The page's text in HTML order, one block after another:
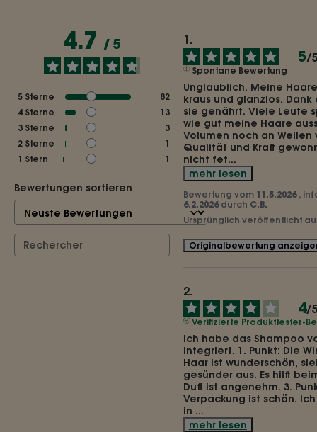
4.7 / 5
5 Sterne
82
4 Sterne
13
3 Sterne
3
2 Sterne
1
1 Stern 1
Bewertungen sortieren
5/5
Spontane Bewertung
Unglaublich. Meine
kraus und glanzlos.
sie genährt. Viele Leute
wie gut meine Haare
Volumen noch an
Qualität und Kraft
nicht fet...
mehr lesen
Bewertung vom 11.5.2026 ,
6.2.2026 durch C.B.
Ursprünglich veröffentlicht
Originalbewertung
4/5
Verifizierte Produkttester-
Ich habe das Shampoo
integriert. 1. Punkt: Die
Haar ist wunderschön,
gesünder aus. Es hilft
Duft ist angenehm. 3.
Verpackung ist schön.
in ...
mehr lesen